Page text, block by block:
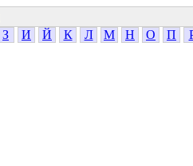
З И Й К Л М Н О П